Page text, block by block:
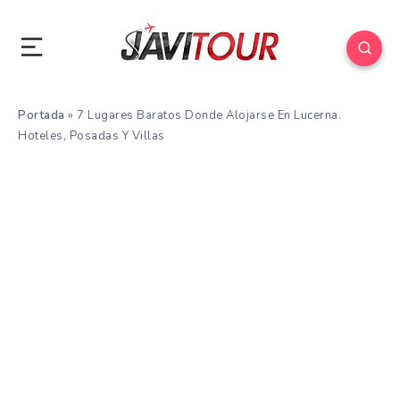
Portada » 7 Lugares Baratos Donde Alojarse En Lucerna.
Hoteles, Posadas Y Villas